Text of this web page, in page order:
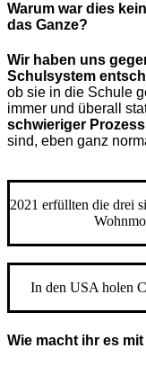
Warum war dies
das Ganze?
Wir haben uns
Schulsystem
ob sie in die Schule
immer und überall
schwieriger
sind, eben ganz
2021 erfüllten die drei
In den USA holen
Wie macht ihr es